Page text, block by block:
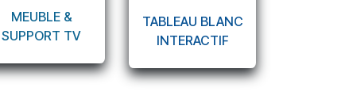
MEUBLE &
SUPPORT TV
TABLEAU BLANC
INTERACTIF